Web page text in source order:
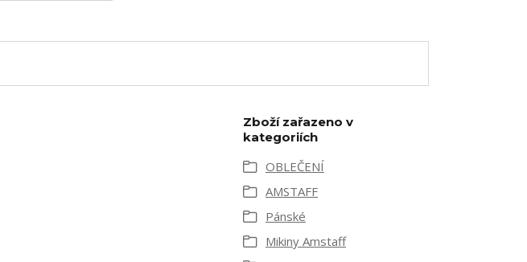
Zboží zařazeno v
kategoriích
OBLEČENÍ
AMSTAFF
Pánské
Mikiny Amstaff